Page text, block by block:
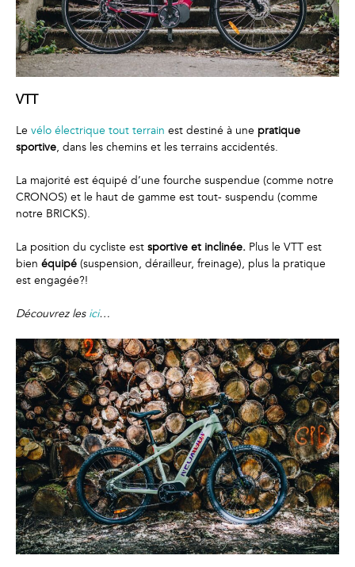
VTT
Le vélo électrique tout terrain est destiné à une pratique
sportive, dans les chemins et les terrains accidentés.
La majorité est équipé d’une fourche suspendue (comme notre
CRONOS) et le haut de gamme est tout- suspendu (comme
notre BRICKS).
La position du cycliste est sportive et inclinée. Plus le VTT est
bien équipé (suspension, dérailleur, freinage), plus la pratique
est engagée?!
Découvrez les ici…